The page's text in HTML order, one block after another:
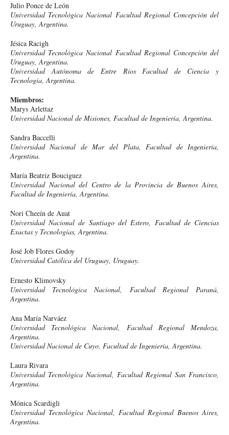
Julio Ponce de León
Universidad Tecnológica Nacional Facultad Regional Concepción del
Uruguay, Argentina.
Jésica Racigh
Universidad Tecnológica Nacional Facultad Regional Concepción del
Uruguay, Argentina.
Universidad Autónoma de Entre Ríos Facultad de Ciencia y
Tecnología, Argentina.
Miembros:
Marys Arlettaz
Universidad Nacional de Misiones, Facultad de Ingeniería, Argentina.
Sandra Baccelli
Universidad Nacional de Mar del Plata, Facultad de Ingeniería,
Argentina.
María Beatriz Bouciguez
Universidad Nacional del Centro de la Provincia de Buenos Aires,
Facultad de Ingeniería, Argentina.
Nori Cheeín de Auat
Universidad Nacional de Santiago del Estero, Facultad de Ciencias
Exactas y Tecnologías, Argentina.
José Job Flores Godoy
Universidad Católica del Uruguay, Uruguay.
Ernesto Klimovsky
Universidad Tecnológica Nacional, Facultad Regional Paraná,
Argentina.
Ana María Narváez
Universidad Tecnológica Nacional, Facultad Regional Mendoza,
Argentina.
Universidad Nacional de Cuyo, Facultad de Ingeniería, Argentina.
Laura Rivara
Universidad Tecnológica Nacional, Facultad Regional San Francisco,
Argentina.
Mónica Scardigli
Universidad Tecnológica Nacional, Facultad Regional Buenos Aires,
Argentina.